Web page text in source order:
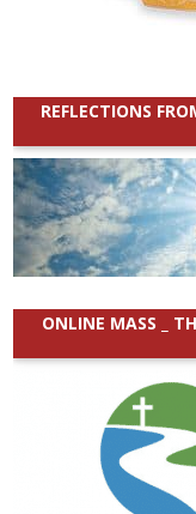
REFLECTIONS
ONLINE MASS _